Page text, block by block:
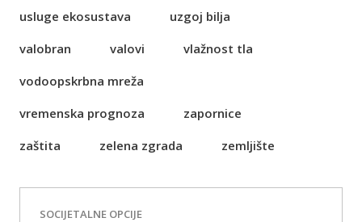
usluge ekosustava
uzgoj bilja
valobran
valovi
vlažnost tla
vodoopskrbna mreža
vremenska prognoza
zapornice
zaštita
zelena zgrada zemljište
SOCIJETALNE OPCIJE